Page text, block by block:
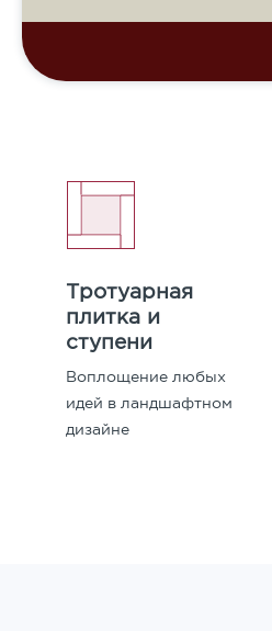
Тротуарная
плитка и
ступени
Воплощение любых
идей в ландшафтном
дизайне